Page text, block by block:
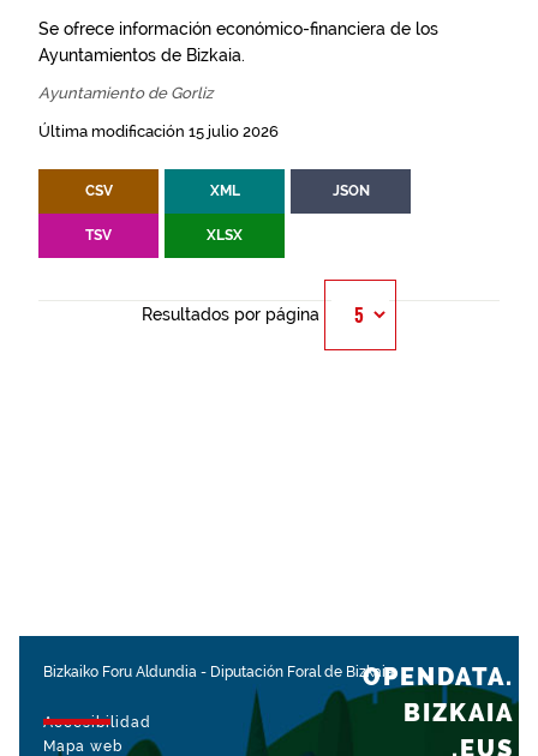
Se ofrece información económico-financiera de los
Ayuntamientos de Bizkaia.
Ayuntamiento de Gorliz
Última modificación 15 julio 2026
CSV XML JSON
TSV XLSX
Resultados por página
Bizkaiko Foru Aldundia - Diputación Foral de Bizkaia
Accesibilidad
Mapa web
OPENDATA.
BIZKAIA
.EUS